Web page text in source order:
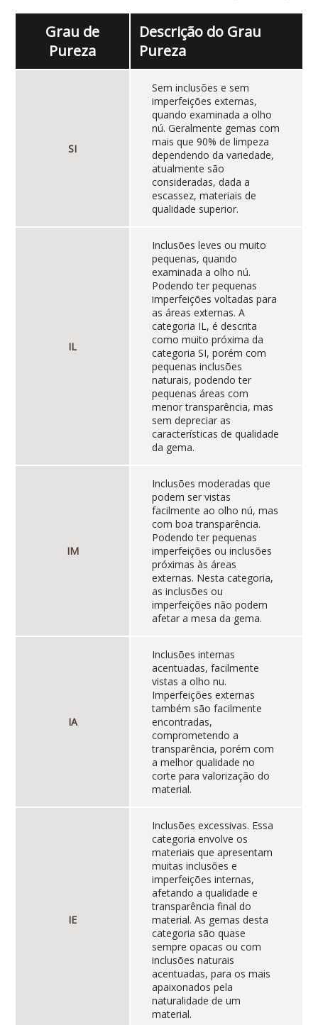
Grau de
Pureza
Descrição do Grau
Pureza
SI
Sem inclusões e sem
imperfeições externas,
quando examinada a olho
nú. Geralmente gemas com
mais que 90% de limpeza
dependendo da variedade,
atualmente são
consideradas, dada a
escassez, materiais de
qualidade superior.
IL
Inclusões leves ou muito
pequenas, quando
examinada a olho nú.
Podendo ter pequenas
imperfeições voltadas para
as áreas externas. A
categoria IL, é descrita
como muito próxima da
categoria SI, porém com
pequenas inclusões
naturais, podendo ter
pequenas áreas com
menor transparência, mas
sem depreciar as
características de qualidade
da gema.
IM
Inclusões moderadas que
podem ser vistas
facilmente ao olho nú, mas
com boa transparência.
Podendo ter pequenas
imperfeições ou inclusões
próximas às áreas
externas. Nesta categoria,
as inclusões ou
imperfeições não podem
afetar a mesa da gema.
IA
Inclusões internas
acentuadas, facilmente
vistas a olho nu.
Imperfeições externas
também são facilmente
encontradas,
comprometendo a
transparência, porém com
a melhor qualidade no
corte para valorização do
material.
IE
Inclusões excessivas. Essa
categoria envolve os
materiais que apresentam
muitas inclusões e
imperfeições internas,
afetando a qualidade e
transparência final do
material. As gemas desta
categoria são quase
sempre opacas ou com
inclusões naturais
acentuadas, para os mais
apaixonados pela
naturalidade de um
material.